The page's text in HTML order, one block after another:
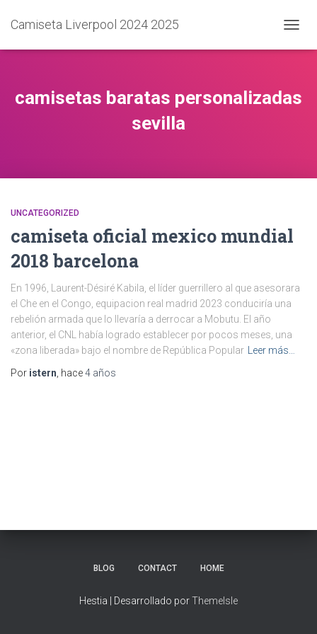
Camiseta Liverpool 2024 2025
MODO
camisetas baratas personalizadas
sevilla
UNCATEGORIZED
camiseta oficial mexico mundial
2018 barcelona
En 1996, Laurent-Désiré Kabila, el líder guerrillero al que asesorara
el Che en el Congo, equipacion real madrid 2023 conduciría una
rebelión armada que lo llevaría a derrocar a Mobutu. El año
anterior, el CNL había logrado establecer por pocos meses, una
«zona liberada» bajo el nombre de República Popular
Leer más…
Por istern , hace4 años
BLOG CONTACT HOME
Hestia | Desarrollado porThemeIsle